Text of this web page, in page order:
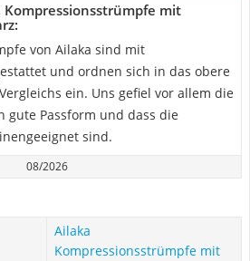
Kompressionsstrümpfe mit
von Ailaka sind mit
und ordnen sich in das obere
ein. Uns gefiel vor allem die
gute Passform und dass die
sind.
08/2026
Ailaka
Kompressionsstrümpfe mit